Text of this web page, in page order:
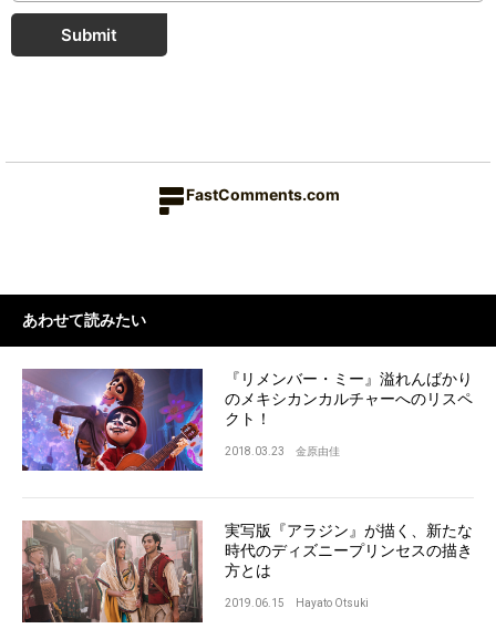
Submit
FastComments.com
あわせて読みたい
『リメンバー・ミー』溢れんばかり
のメキシカンカルチャーへのリスペ
クト！
2018.03.23 金原由佳
実写版『アラジン』が描く、新たな
時代のディズニープリンセスの描き
方とは
2019.06.15 Hayato Otsuki